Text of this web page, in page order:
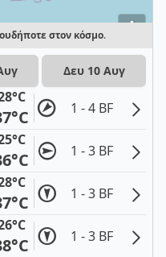
i
στον κόσμο.
Δευ 10 Αυγ
1 - 4 BF
1 - 3 BF
1 - 3 BF
1 - 3 BF